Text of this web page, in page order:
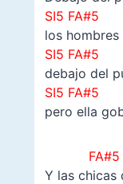
SI5 FA#5
los hombres
SI5 FA#5
debajo del
SI5 FA#5
pero ella
FA#5
Y las chicas